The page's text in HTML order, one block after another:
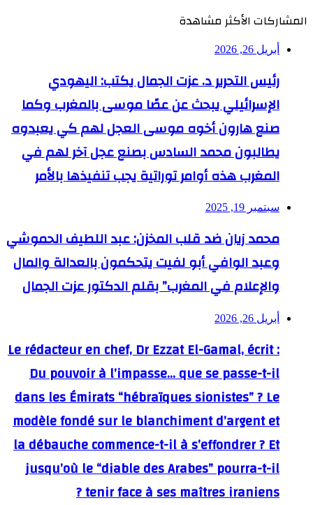
المشاركات الأكثر مشاهدة
أبريل 26, 2026
رئيس التحرير د. عزت الجمال يكتب: اليهودي
الإسرائيلي يبحث عن عصًا موسى بالمغرب وكما
صنع هارون أخوه موسى العجل لهم كي يعبدوه
يطالبون محمد السادس بصنع عجل آخر لهم في
المغرب هذه أوامر توراتية يجب تنفيذها بالأمر
سبتمبر 19, 2025
محمد زيان ضد قلب المخزن: عبد اللطيف الحموشي
وعبد الوافي أبو لفيت يتحكمون بالعدالة والمال
والإعلام في المغرب” بقلم الدكتور عزت الجمال
أبريل 26, 2026
Le rédacteur en chef, Dr Ezzat El-Gamal, écrit :
Du pouvoir à l’impasse… que se passe-t-il
dans les Émirats “hébraïques sionistes” ? Le
modèle fondé sur le blanchiment d’argent et
la débauche commence-t-il à s’effondrer ? Et
jusqu’où le “diable des Arabes” pourra-t-il
tenir face à ses maîtres iraniens ?